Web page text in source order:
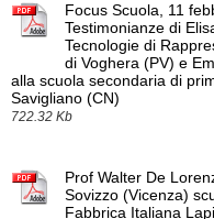
Focus Scuola, 11
Testimonianze di
Tecnologie di
di Voghera (PV) e
alla scuola secondaria di
Savigliano (CN)
722.32 Kb
Prof Walter De
Sovizzo (Vicenza)
Fabbrica Italiana